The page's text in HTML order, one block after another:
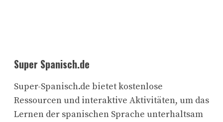
Super Spanisch.de
Super-Spanisch.de bietet kostenlose
Ressourcen und interaktive Aktivitäten, um das
Lernen der spanischen Sprache unterhaltsam